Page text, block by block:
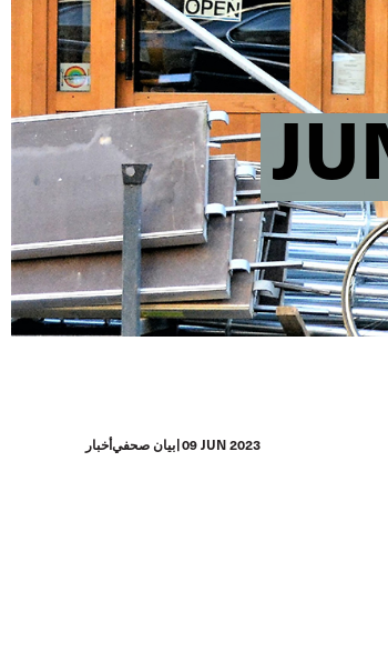
أخباربيان صحفي 09 JUN 2023